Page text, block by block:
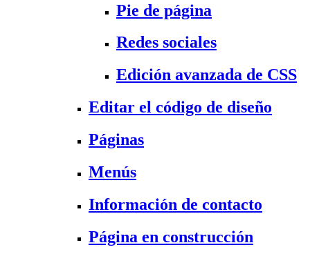
Pie de página
Redes sociales
Edición avanzada de CSS
Editar el código de diseño
Páginas
Menús
Información de contacto
Página en construcción